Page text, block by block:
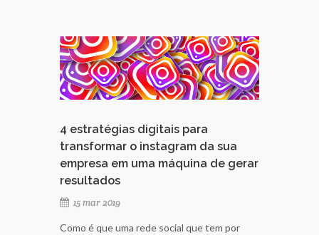
4 estratégias digitais para
transformar o instagram da sua
empresa em uma máquina de gerar
resultados
15 mar 2019
Como é que uma rede social que tem por